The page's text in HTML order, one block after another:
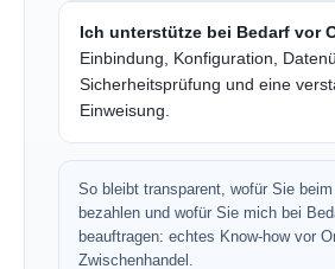
Ich unterstütze bei Bedarf vor
Einbindung, Konfiguration,
Sicherheitsprüfung und eine
Einweisung.
So bleibt transparent, wofür Sie
bezahlen und wofür Sie mich bei
beauftragen: echtes Know-how vor
Zwischenhandel.